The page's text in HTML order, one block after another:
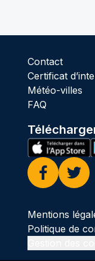
Contact
Certificat
Météo-villes
FAQ
Facebook
Twitter
Mentions
Politique de